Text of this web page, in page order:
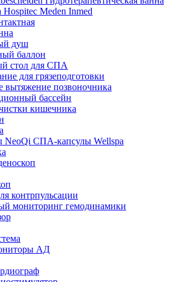
Hospitec Meden Inmed
душ
баллон
стол для СПА
для грязеподготовки
вытяжение позвоночника
бассейн
кишечника
NeoQi СПА-капсулы Wellspa
контрпульсации
мониторинг гемодинамики
АД